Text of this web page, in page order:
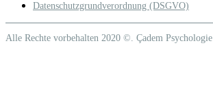
Datenschutzgrundverordnung (DSGVO)
Alle Rechte vorbehalten 2020 ©. Çadem Psychologie